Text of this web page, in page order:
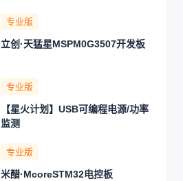
专业版
立创·天猛星MSPM0G3507开发板
专业版
【星火计划】USB可编程电源/功率
监测
专业版
米醋·McoreSTM32电控板